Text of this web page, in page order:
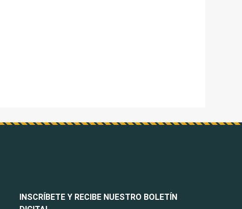
INSCRÍBETE Y RECIBE NUESTRO BOLETÍN